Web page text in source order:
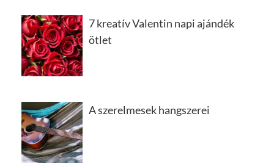
7 kreatív Valentin napi ajándék
ötlet
A szerelmesek hangszerei